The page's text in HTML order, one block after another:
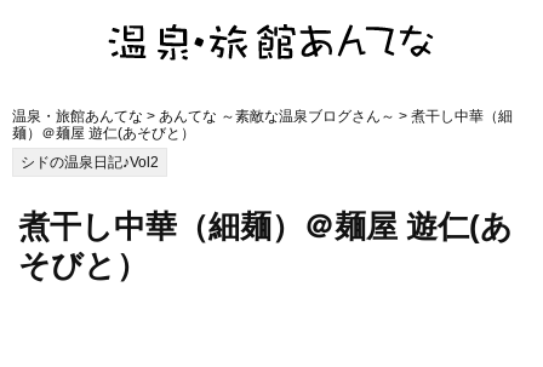
温泉・旅館あんてな > あんてな ～素敵な温泉ブログさん～ > 煮干し中華（細
麺）＠麺屋 遊仁(あそびと）
シドの温泉日記♪Vol2
煮干し中華（細麺）＠麺屋 遊仁(あ
そびと）